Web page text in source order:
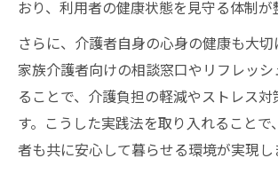
おり、利用者の健康状態を見守る体制が
さらに、介護者自身の心身の健康も大切
家族介護者向けの相談窓口やリフレッ
ることで、介護負担の軽減やストレス対
す。こうした実践法を取り入れることで
者も共に安心して暮らせる環境が実現し